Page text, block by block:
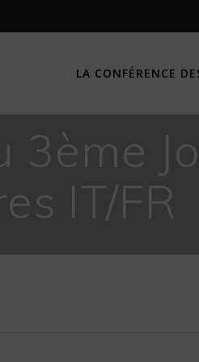
LA CONFÉRENCE
IT/FR